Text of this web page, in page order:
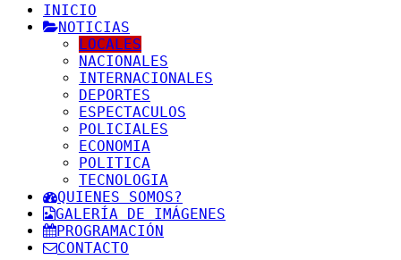
INICIO
NOTICIAS
LOCALES
NACIONALES
INTERNACIONALES
DEPORTES
ESPECTACULOS
POLICIALES
ECONOMIA
POLITICA
TECNOLOGIA
QUIENES SOMOS?
GALERÍA DE IMÁGENES
PROGRAMACIÓN
CONTACTO